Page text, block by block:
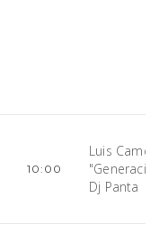
10:00
Luis Camey
Dj Panta